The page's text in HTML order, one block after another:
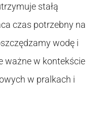
stałą
czas potrzebny na
wodę i
ważne w kontekście
w pralkach i